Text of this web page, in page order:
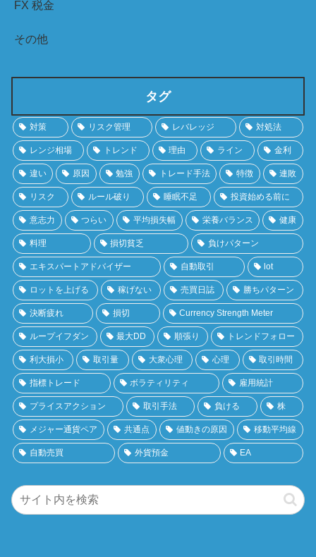
FX 税金
その他
タグ
対策 リスク管理 レバレッジ 対処法
レンジ相場 トレンド 理由 ライン 金利
違い 原因 勉強 トレード手法 特徴 連敗
リスク ルール破り 睡眠不足 投資始める前に
意志力 つらい 平均損失幅 栄養バランス 健康
料理 損切貧乏 負けパターン
エキスパートアドバイザー 自動取引 lot
ロットを上げる 稼げない 売買日誌 勝ちパターン
決断疲れ 損切 Currency Strength Meter
ループイフダン 最大DD 順張り トレンドフォロー
利大損小 取引量 大衆心理 心理 取引時間
指標トレード ボラティリティ 雇用統計
プライスアクション 取引手法 負ける 株
メジャー通貨ペア 共通点 値動きの原因 移動平均線
自動売買 外貨預金 EA